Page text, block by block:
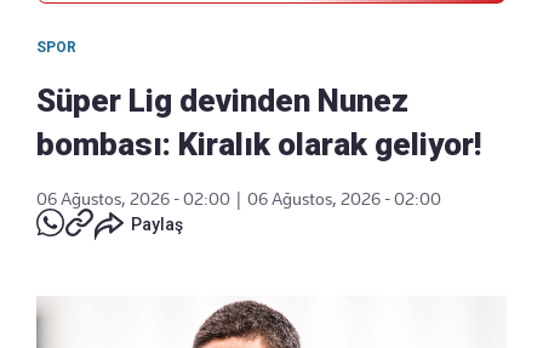
SPOR
Süper Lig devinden Nunez
bombası: Kiralık olarak geliyor!
06 Ağustos, 2026 - 02:00
06 Ağustos, 2026 - 02:00
Paylaş